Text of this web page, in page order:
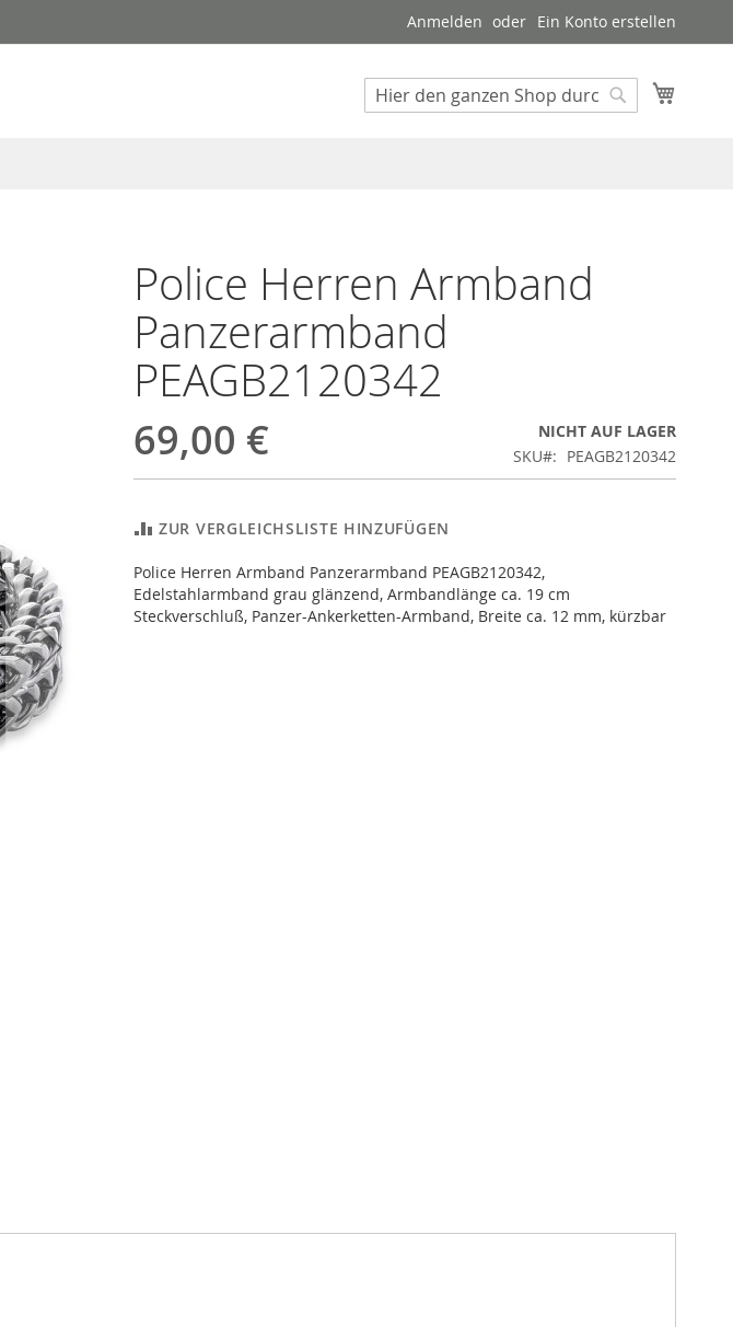
Anmelden Ein Konto erstellen
Suche
Police Herren Armband
Panzerarmband
PEAGB2120342
69,00 €
NICHT AUF LAGER
SKU
PEAGB2120342
ZUR VERGLEICHSLISTE HINZUFÜGEN
Police Herren Armband Panzerarmband PEAGB2120342,
Edelstahlarmband grau glänzend, Armbandlänge ca. 19 cm
Steckverschluß, Panzer-Ankerketten-Armband, Breite ca. 12 mm, kürzbar